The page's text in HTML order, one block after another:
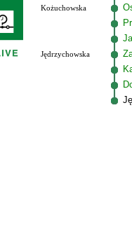
Kożuchowska
Jędrzychowska